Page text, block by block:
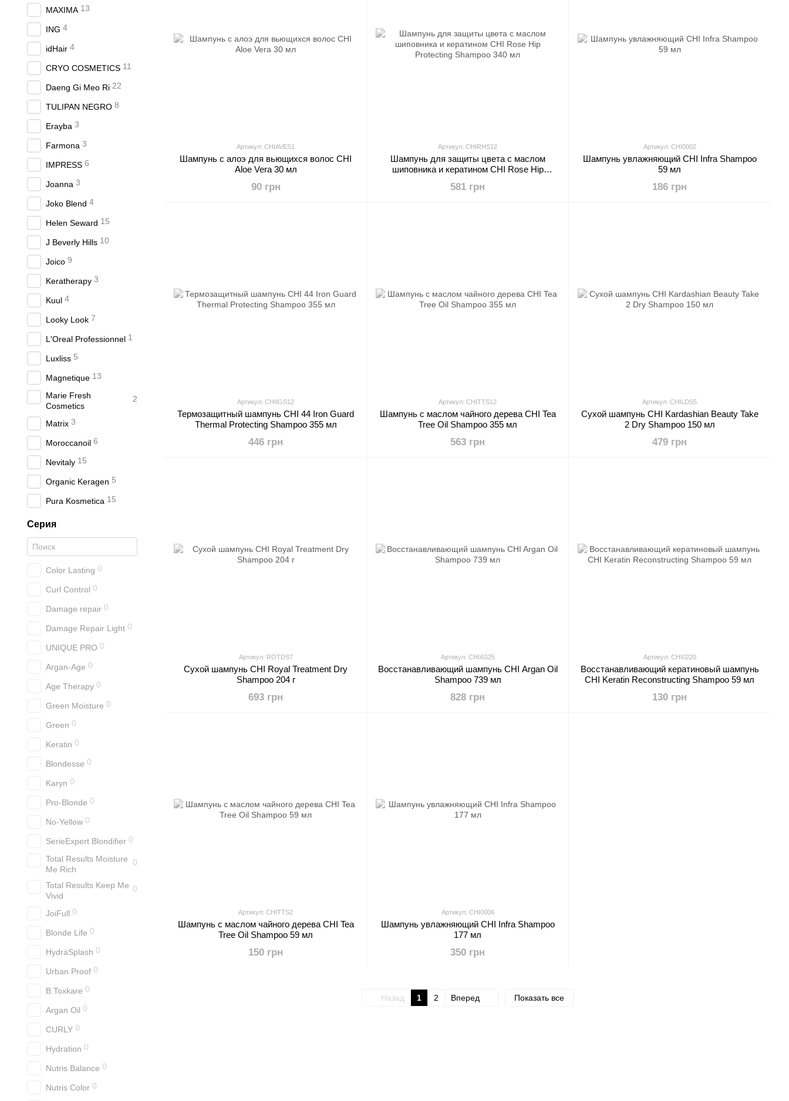
Артикул: CHIAVES1
Шампунь с алоэ для вьющихся волос CHI
Aloe Vera 30 мл
90 грн
Артикул: CHIRHS12
Шампунь для защиты цвета с маслом
шиповника и кератином CHI Rose Hip
581 грн
Артикул: CHI0002
Шампунь увлажняющий CHI Infra Shampoo
59 мл
186 грн
Артикул: CHIIGS12
Термозащитный шампунь CHI 44 Iron Guard
Thermal Protecting Shampoo 355 мл
446 грн
Артикул: CHITTS12
Шампунь с маслом чайного дерева CHI Tea
Tree Oil Shampoo 355 мл
563 грн
Артикул: CHILDS5
Сухой шампунь CHI Kardashian Beauty Take
2 Dry Shampoo 150 мл
479 грн
Артикул: ROTDS7
Сухой шампунь CHI Royal Treatment Dry
Shampoo 204 г
693 грн
Артикул: CHIAS25
Восстанавливающий шампунь CHI Argan Oil
Shampoo 739 мл
828 грн
Артикул: CHI0220
Восстанавливающий кератиновый шампунь
CHI Keratin Reconstructing Shampoo 59 мл
130 грн
Артикул: CHITTS2
Шампунь с маслом чайного дерева CHI Tea
Tree Oil Shampoo 59 мл
150 грн
Артикул: CHI0006
Шампунь увлажняющий CHI Infra Shampoo
177 мл
350 грн
Назад 1 2 Вперед Показать все
MAXIMA 13
ING 4
idHair 4
CRYO COSMETICS 11
Daeng Gi Meo Ri 22
TULIPAN NEGRO 8
Erayba 3
Farmona 3
IMPRESS 6
Joanna 3
Joko Blend 4
Helen Seward 15
J Beverly Hills 10
Joico 9
Keratherapy 3
Kuul 4
Looky Look 7
L'Oreal Professionnel 1
Luxliss 5
Magnetique 13
Marie Fresh
Cosmetics
2
Matrix 3
Moroccanoil 6
Nevitaly 15
Organic Keragen 5
Pura Kosmetica 15
Серия
Color Lasting 0
Curl Control 0
Damage repair 0
Damage Repair Light 0
UNIQUE PRO 0
Argan-Age 0
Age Therapy 0
Green Moisture 0
Green 0
Keratin 0
Blondesse 0
Karyn 0
Pro-Blonde 0
No-Yellow 0
SerieExpert Blondifier 0
Total Results Moisture
Me Rich
0
Total Results Keep Me
Vivid
0
JoiFull 0
Blonde Life 0
HydraSplash 0
Urban Proof 0
B.Toxkare 0
Argan Oil 0
CURLY 0
Hydration 0
Nutris Balance 0
Nutris Color 0